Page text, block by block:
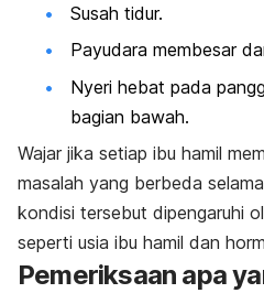
Susah tidur.
Payudara membesar
Nyeri hebat pada
bagian bawah.
Wajar jika setiap ibu hamil
masalah yang berbeda
kondisi tersebut dipengaruhi
seperti usia ibu hamil dan
Pemeriksaan apa